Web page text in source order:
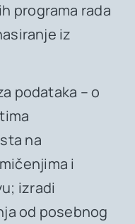
programa rada
iz
podataka – o
na
i
izradi
od posebnog